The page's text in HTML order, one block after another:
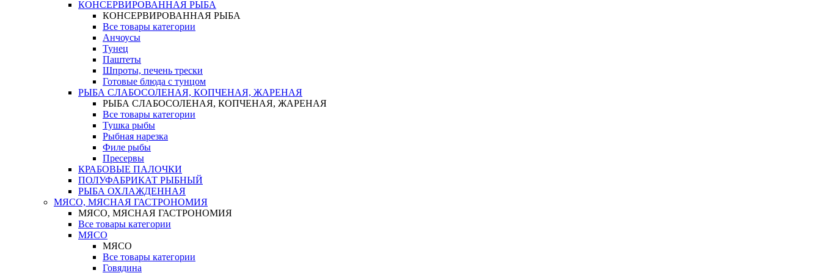
КОНСЕРВИРОВАННАЯ РЫБА
КОНСЕРВИРОВАННАЯ РЫБА
Все товары категории
Анчоусы
Тунец
Паштеты
Шпроты, печень трески
Готовые блюда с тунцом
РЫБА СЛАБОСОЛЕНАЯ, КОПЧЕНАЯ, ЖАРЕНАЯ
РЫБА СЛАБОСОЛЕНАЯ, КОПЧЕНАЯ, ЖАРЕНАЯ
Все товары категории
Тушка рыбы
Рыбная нарезка
Филе рыбы
Пресервы
КРАБОВЫЕ ПАЛОЧКИ
ПОЛУФАБРИКАТ РЫБНЫЙ
РЫБА ОХЛАЖДЕННАЯ
МЯСО, МЯСНАЯ ГАСТРОНОМИЯ
МЯСО, МЯСНАЯ ГАСТРОНОМИЯ
Все товары категории
МЯСО
МЯСО
Все товары категории
Говядина